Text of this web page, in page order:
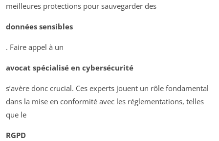
meilleures protections pour sauvegarder des
données sensibles
. Faire appel à un
avocat spécialisé en cybersécurité
s’avère donc crucial. Ces experts jouent un rôle fondamental
dans la mise en conformité avec les réglementations, telles
que le
RGPD